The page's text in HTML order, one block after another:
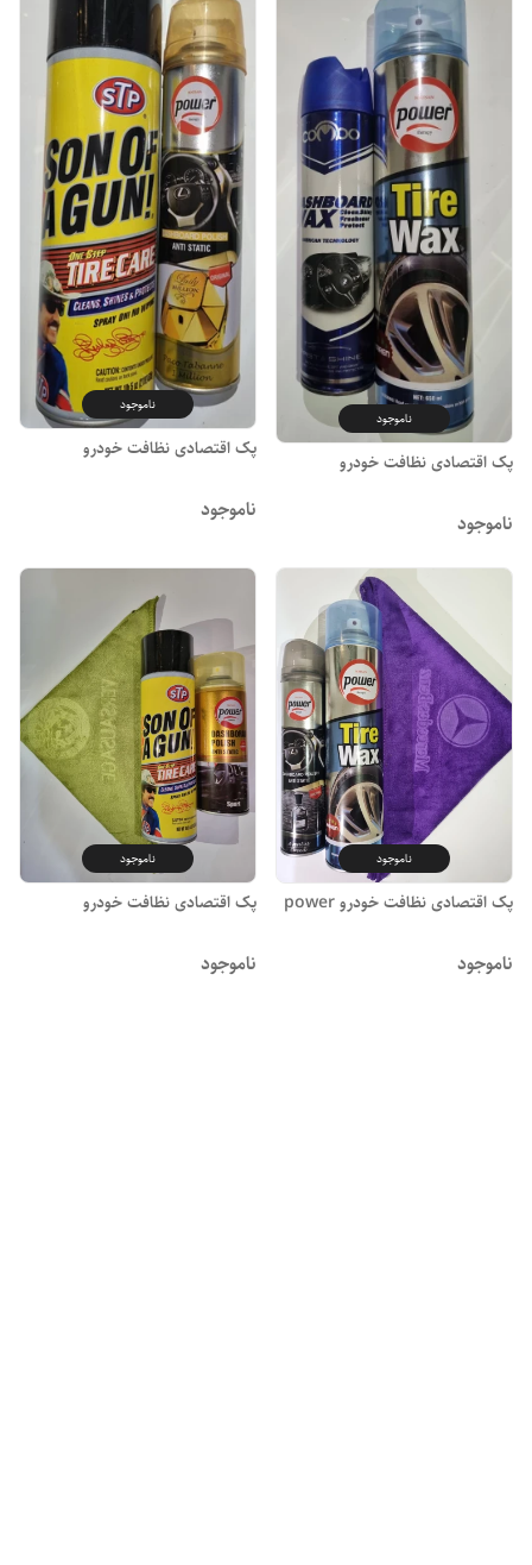
ناموجود
پک اقتصادی نظافت خودرو
ناموجود
ناموجود
پک اقتصادی نظافت خودرو
ناموجود
ناموجود
پک اقتصادی نظافت خودرو power
ناموجود
ناموجود
پک اقتصادی نظافت خودرو
ناموجود